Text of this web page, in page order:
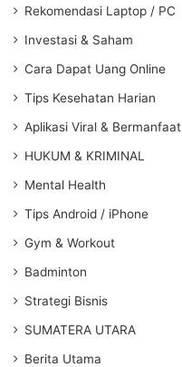
Rekomendasi Laptop / PC
Investasi & Saham
Cara Dapat Uang Online
Tips Kesehatan Harian
Aplikasi Viral & Bermanfaat
HUKUM & KRIMINAL
Mental Health
Tips Android / iPhone
Gym & Workout
Badminton
Strategi Bisnis
SUMATERA UTARA
Berita Utama